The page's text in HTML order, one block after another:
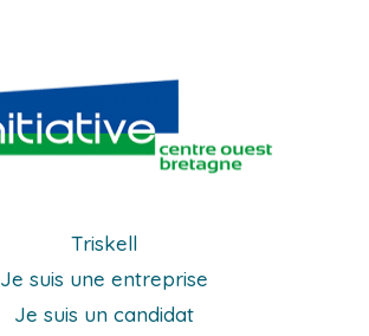
Triskell
Je suis une entreprise
Je suis un candidat